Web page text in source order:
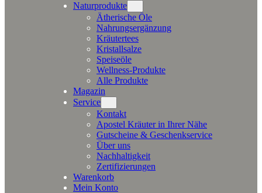
Naturprodukte
Ätherische Öle
Nahrungsergänzung
Kräutertees
Kristallsalze
Speiseöle
Wellness-Produkte
Alle Produkte
Magazin
Service
Kontakt
Apostel Kräuter in Ihrer Nähe
Gutscheine & Geschenkservice
Über uns
Nachhaltigkeit
Zertifizierungen
Warenkorb
Mein Konto